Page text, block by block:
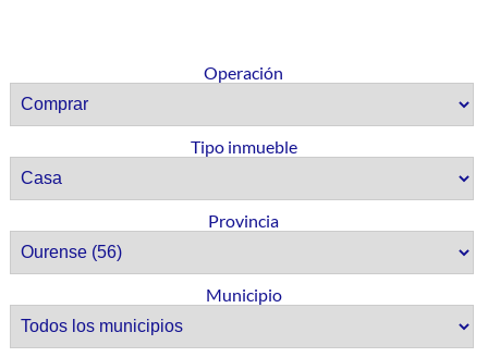
Operación
Tipo inmueble
Provincia
Municipio